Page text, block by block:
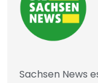
Sachsen News